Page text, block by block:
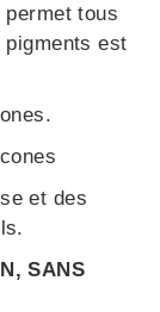
tous
est
et des
SANS